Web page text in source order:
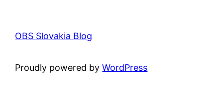
OBS Slovakia Blog
Proudly powered byWordPress